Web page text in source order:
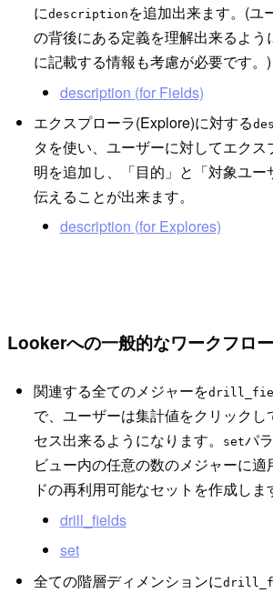
にdescription を追加出来ます。(ユ
の背後にある定義を理解出来るよう
に記載する情報も考慮が必要です。)
description (for Fields)
エクスプローラ(Explore)に対する
タを使い、ユーザーに対してエク
明を追加し、「目的」と「対象ユー
伝えることが出来ます。
description (for Explores)
Lookerへの一般的なワークフロ
関連する全てのメジャーを
で、ユーザーは集計値をクリックし
セス出来るようになります。
setパ
ビュー内の任意の数のメジャーに
ドの再利用可能なセットを作成しま
drill_fields
set
全ての階層ディメンションに